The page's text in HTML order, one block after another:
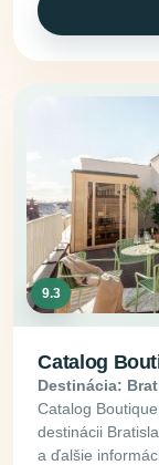
9.3
Catalog
Destinácia:
Catalog
destinácii
a ďalšie